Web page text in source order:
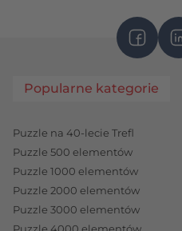
Popularne kategorie
Puzzle na 40-lecie Trefl
Puzzle 500 elementów
Puzzle 1000 elementów
Puzzle 2000 elementów
Puzzle 3000 elementów